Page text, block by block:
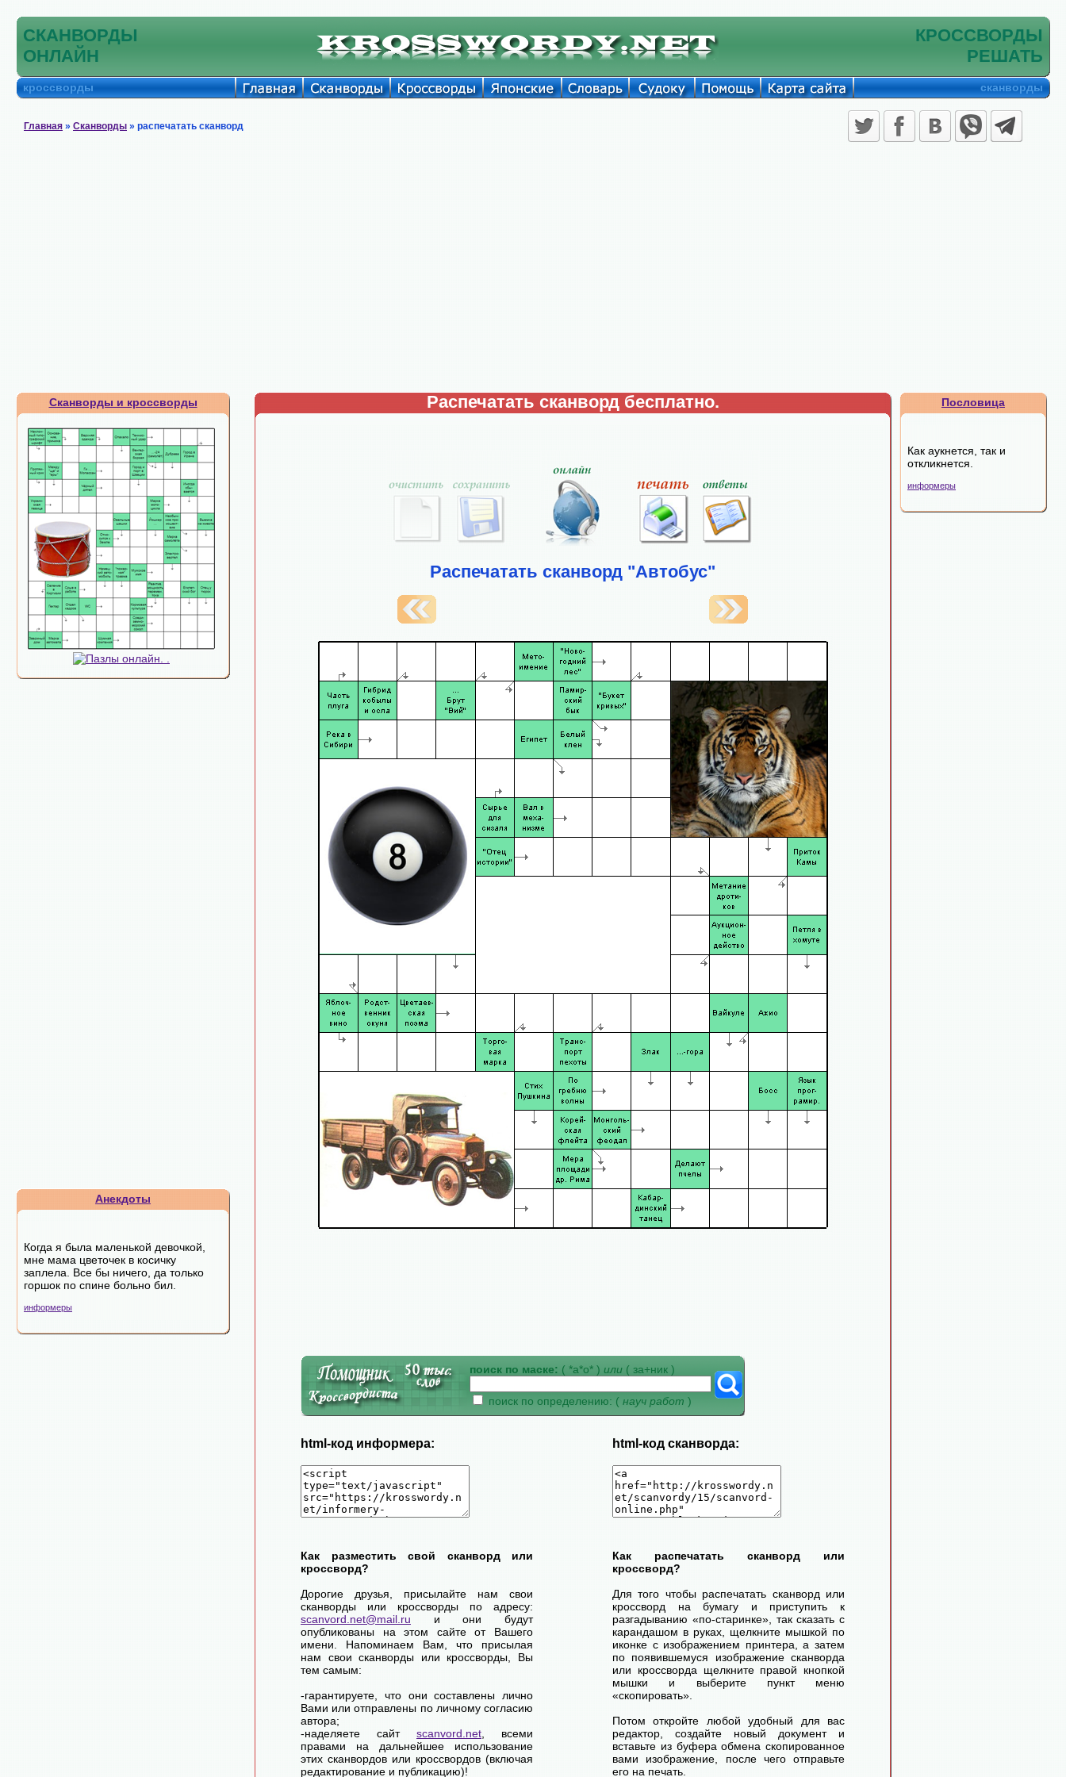
СКАНВОРДЫ
ОНЛАЙН
КРОССВОРДЫ
РЕШАТЬ
кроссворды сканворды
Главная » Сканворды » распечатать сканворд
Сканворды и кроссворды
Анекдоты
Когда я была маленькой девочкой,
мне мама цветочек в косичку
заплела. Все бы ничего, да только
горшок по спине больно бил.
информеры
Распечатать сканворд бесплатно.
Распечатать сканворд "Автобус"
поиск по маске: ( *а*о* ) или ( за+ник )
поиск по определению: ( науч работ )
html-код информера: html-код сканворда:
Как разместить свой сканворд или
кроссворд?
Дорогие друзья, присылайте нам свои
сканворды или кроссворды по адресу:
scanvord.net@mail.ru и они будут
опубликованы на этом сайте от Вашего
имени. Напоминаем Вам, что присылая
нам свои сканворды или кроссворды, Вы
тем самым:
-гарантируете, что они составлены лично
Вами или отправлены по личному согласию
автора;
-наделяете сайт scanvord.net , всеми
правами на дальнейшее использование
этих сканвордов или кроссвордов (включая
редактирование и публикацию)!
Как распечатать сканворд или
кроссворд?
Для того чтобы распечатать сканворд или
кроссворд на бумагу и приступить к
разгадыванию «по-старинке», так сказать с
карандашом в руках, щелкните мышкой по
иконке с изображением принтера, а затем
по появившемуся изображение сканворда
или кроссворда щелкните правой кнопкой
мышки и выберите пункт меню
«скопировать».
Потом откройте любой удобный для вас
редактор, создайте новый документ и
вставьте из буфера обмена скопированное
вами изображение, после чего отправьте
его на печать.
Пословица
Как аукнется, так и
откликнется.
информеры